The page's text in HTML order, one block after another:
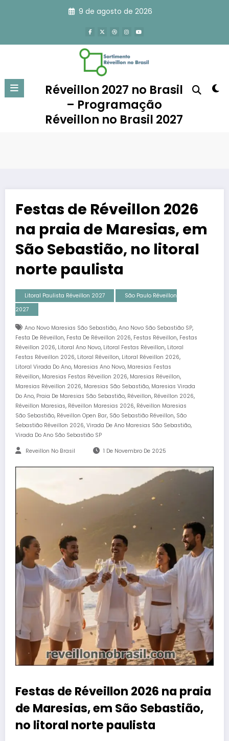
9 de agosto de 2026
Réveillon 2027 no Brasil
– Programação
Réveillon no Brasil 2027
Festas de Réveillon 2026
na praia de Maresias, em
São Sebastião, no litoral
norte paulista
Litoral Paulista Réveillon 2027
São Paulo Réveillon
2027
Ano Novo Maresias São Sebastião, Ano Novo São Sebastião SP,
Festa De Réveillon, Festa De Réveillon 2026, Festas Réveillon, Festas
Réveillon 2026, Litoral Ano Novo, Litoral Festas Réveillon, Litoral
Festas Réveillon 2026, Litoral Réveillon, Litoral Réveillon 2026,
Litoral Virada Do Ano, Maresias Ano Novo, Maresias Festas
Réveillon, Maresias Festas Réveillon 2026, Maresias Réveillon,
Maresias Réveillon 2026, Maresias São Sebastião, Maresias Virada
Do Ano, Praia De Maresias São Sebastião, Réveillon, Réveillon 2026,
Réveillon Maresias, Réveillon Maresias 2026, Réveillon Maresias
São Sebastião, Réveillon Open Bar, São Sebastião Réveillon, São
Sebastião Réveillon 2026, Virada De Ano Maresias São Sebastião,
Virada Do Ano São Sebastião SP
Reveillon No Brasil 1 De Novembro De 2025
Festas de Réveillon 2026 na praia
de Maresias, em São Sebastião,
no litoral norte paulista